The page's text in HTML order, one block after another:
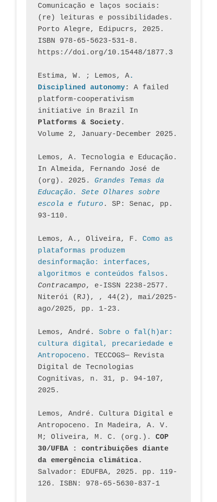
Comunicação e laços sociais:
(re) leituras e possibilidades.
Porto Alegre, Edipucrs, 2025.
ISBN 978-65-5623-531-8.
https://doi.org/10.15448/1877.3
Estima, W. ; Lemos, A.
Disciplined autonomy: A failed
platform-cooperativism
initiative in Brazil In
Platforms & Society.
Volume 2, January-December 2025.
Lemos, A. Tecnologia e Educação.
In Almeida, Fernando José de
(org). 2025. Grandes Temas da
Educação. Sete Olhares sobre
escola e futuro. SP: Senac, pp.
93-110.
Lemos, A., Oliveira, F. Como as
plataformas produzem
desinformação: interfaces,
algoritmos e conteúdos falsos
Contracampo, e-ISSN 2238-2577.
Niterói (RJ), , 44(2), mai/2025-
ago/2025, pp. 1-23.
Lemos, André. Sobre o fal(h)ar:
cultura digital, precariedade e
Antropoceno . TECCOGS— Revista
Digital de Tecnologias
Cognitivas, n. 31, p. 94-107,
2025.
Lemos, André. Cultura Digital e
Antropoceno. In Madeira, A. V.
M; Oliveira, M. C. (org.). COP
30/UFBA : contribuições diante
da emergência climática.
Salvador: EDUFBA, 2025. pp. 119-
126. ISBN: 978-65-5630-837-1